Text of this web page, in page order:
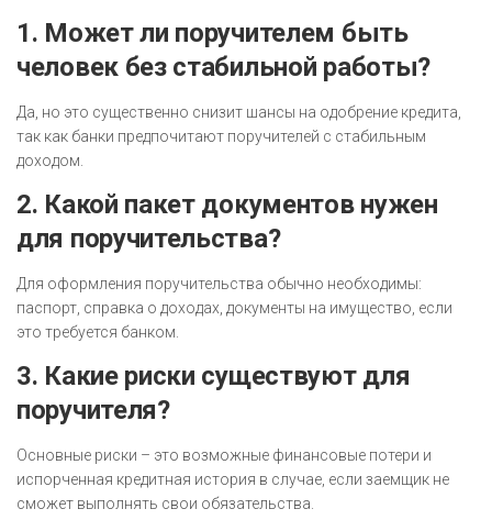
1. Может ли поручителем быть
человек без стабильной работы?
Да, но это существенно снизит шансы на одобрение кредита,
так как банки предпочитают поручителей с стабильным
доходом.
2. Какой пакет документов нужен
для поручительства?
Для оформления поручительства обычно необходимы:
паспорт, справка о доходах, документы на имущество, если
это требуется банком.
3. Какие риски существуют для
поручителя?
Основные риски – это возможные финансовые потери и
испорченная кредитная история в случае, если заемщик не
сможет выполнять свои обязательства.